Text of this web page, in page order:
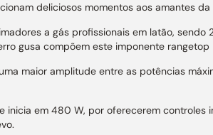
deliciosos momentos aos amantes
a gás profissionais em latão,
gusa compõem este imponente rangetop
maior amplitude entre as potências
em 480 W, por oferecerem controles